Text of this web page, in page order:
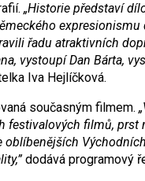
„Historie představí
řadu atraktivních
vystoupí Dan Bárta,
Iva Hejlíčková.
současným filmem.
filmů, prst
oblíbenějších
dodává programový